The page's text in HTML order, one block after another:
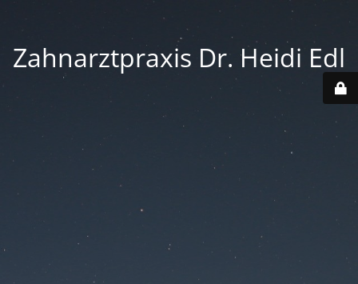
Zahnarztpraxis Dr. Heidi Edl